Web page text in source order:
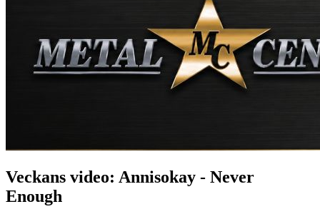
Veckans video: Annisokay - Never
Enough